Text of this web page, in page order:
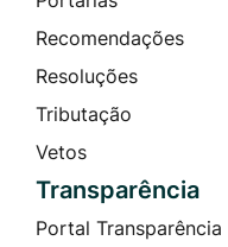
Recomendações
Resoluções
Tributação
Vetos
Transparência
Portal Transparência